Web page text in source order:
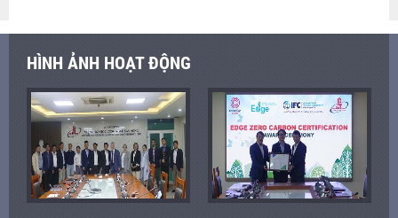
HÌNH ẢNH HOẠT ĐỘNG